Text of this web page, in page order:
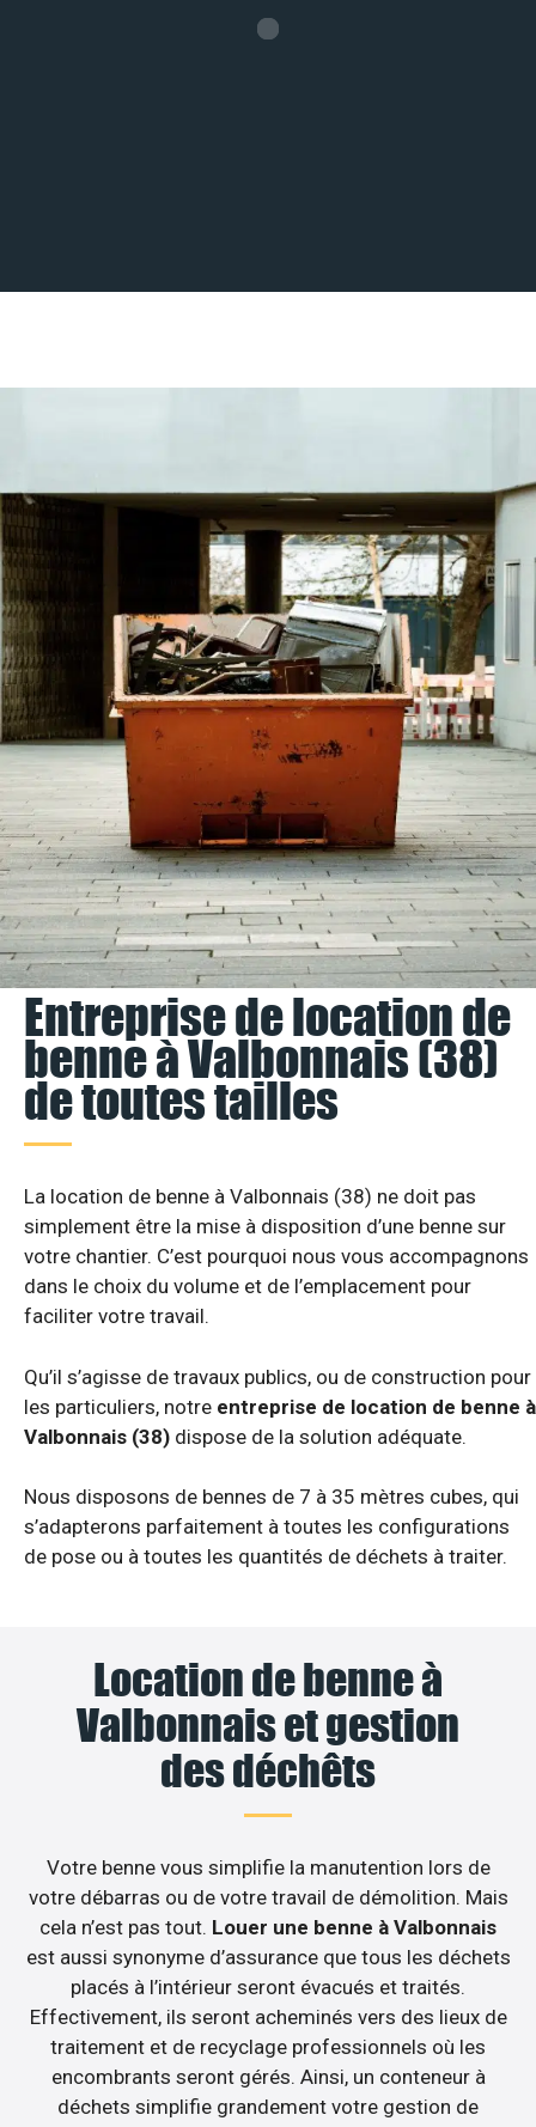
Entreprise de location de
benne à Valbonnais (38)
de toutes tailles
La location de benne à Valbonnais (38) ne doit pas
simplement être la mise à disposition d’une benne sur
votre chantier. C’est pourquoi nous vous accompagnons
dans le choix du volume et de l’emplacement pour
faciliter votre travail.
Qu’il s’agisse de travaux publics, ou de construction pour
les particuliers, notre entreprise de location de benne à
Valbonnais (38) dispose de la solution adéquate.
Nous disposons de bennes de 7 à 35 mètres cubes, qui
s’adapterons parfaitement à toutes les configurations
de pose ou à toutes les quantités de déchets à traiter.
Location de benne à
Valbonnais et gestion
des déchêts
Votre benne vous simplifie la manutention lors de
votre débarras ou de votre travail de démolition. Mais
cela n’est pas tout. Louer une benne à Valbonnais
est aussi synonyme d’assurance que tous les déchets
placés à l’intérieur seront évacués et traités.
Effectivement, ils seront acheminés vers des lieux de
traitement et de recyclage professionnels où les
encombrants seront gérés. Ainsi, un conteneur à
déchets simplifie grandement votre gestion de